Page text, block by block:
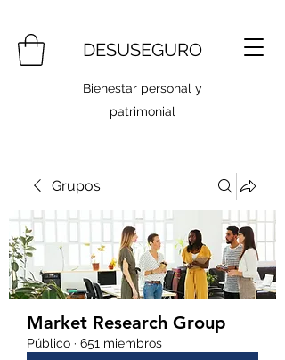
DESUSEGURO
Bienestar personal y
patrimonial
Grupos
Market Research Group
Público · 651 miembros